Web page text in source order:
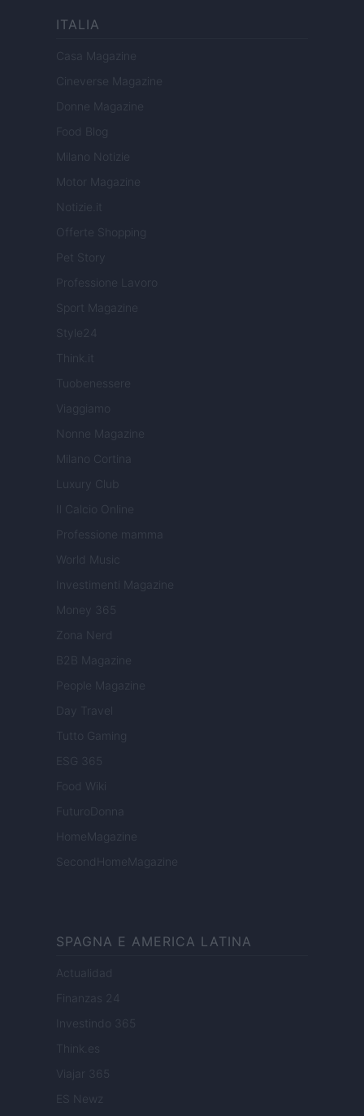
ITALIA
Casa Magazine
Cineverse Magazine
Donne Magazine
Food Blog
Milano Notizie
Motor Magazine
Notizie.it
Offerte Shopping
Pet Story
Professione Lavoro
Sport Magazine
Style24
Think.it
Tuobenessere
Viaggiamo
Nonne Magazine
Milano Cortina
Luxury Club
Il Calcio Online
Professione mamma
World Music
Investimenti Magazine
Money 365
Zona Nerd
B2B Magazine
People Magazine
Day Travel
Tutto Gaming
ESG 365
Food Wiki
FuturoDonna
HomeMagazine
SecondHomeMagazine
SPAGNA E AMERICA LATINA
Actualidad
Finanzas 24
Investindo 365
Think.es
Viajar 365
ES Newz